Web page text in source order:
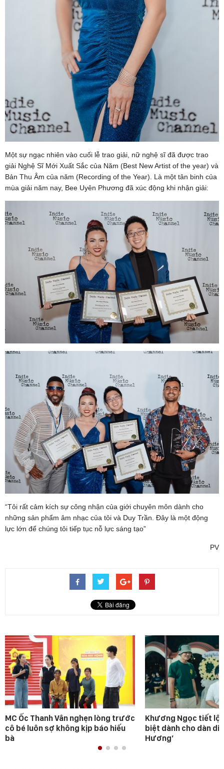
Một sự ngạc nhiên vào cuối lễ trao giải, nữ nghệ sĩ đã được trao
giải Nghệ Sĩ Mới Xuất Sắc của Năm (Best New Artist of the year) và
Bản Thu Âm của năm (Recording of the Year). Là một tân binh của
mùa giải năm nay, Bee Uyên Phương đã xúc động khi nhận giải:
“Tôi rất cảm kích sự công nhận của giới chuyên môn dành cho
những sản phẩm âm nhạc của tôi và Duy Trần. Đây là một động
lực lớn để chúng tôi tiếp tục nỗ lực sáng tạo”
PV
MC Ốc Thanh Vân nghẹn lòng trước
cô bé luôn sợ không kịp báo hiếu
bà
Khương Ngọc tiết lộ
biệt dành cho dàn
Hương’